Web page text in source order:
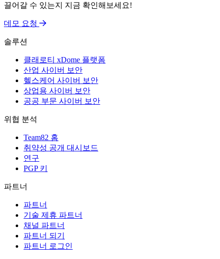
끌어갈 수 있는지 지금 확인해보세요!
데모 요청
솔루션
클래로티 xDome 플랫폼
산업 사이버 보안
헬스케어 사이버 보안
상업용 사이버 보안
공공 부문 사이버 보안
위협 분석
Team82 홈
취약성 공개 대시보드
연구
PGP 키
파트너
파트너
기술 제휴 파트너
채널 파트너
파트너 되기
파트너 로그인